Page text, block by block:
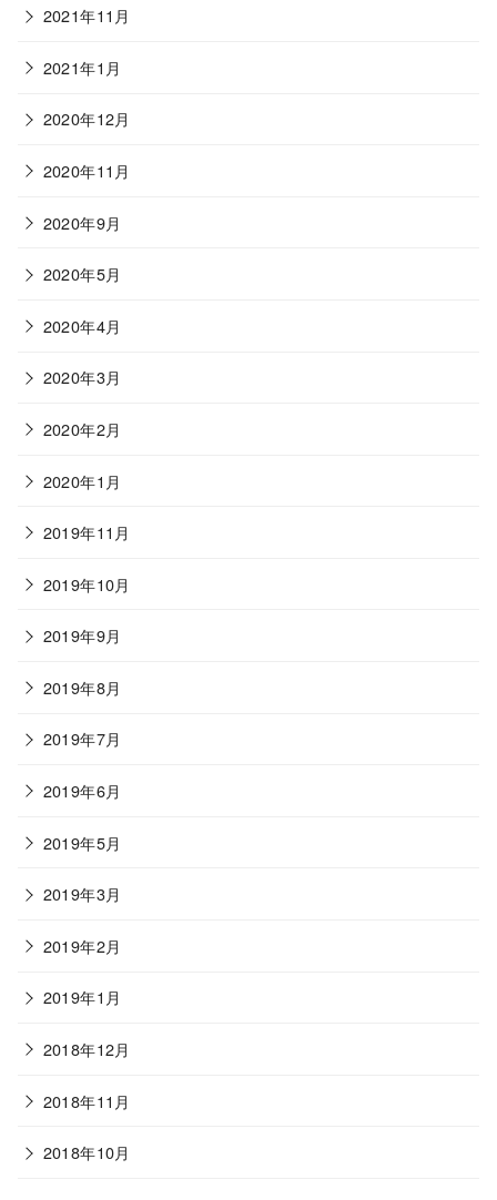
2021年11月
2021年1月
2020年12月
2020年11月
2020年9月
2020年5月
2020年4月
2020年3月
2020年2月
2020年1月
2019年11月
2019年10月
2019年9月
2019年8月
2019年7月
2019年6月
2019年5月
2019年3月
2019年2月
2019年1月
2018年12月
2018年11月
2018年10月